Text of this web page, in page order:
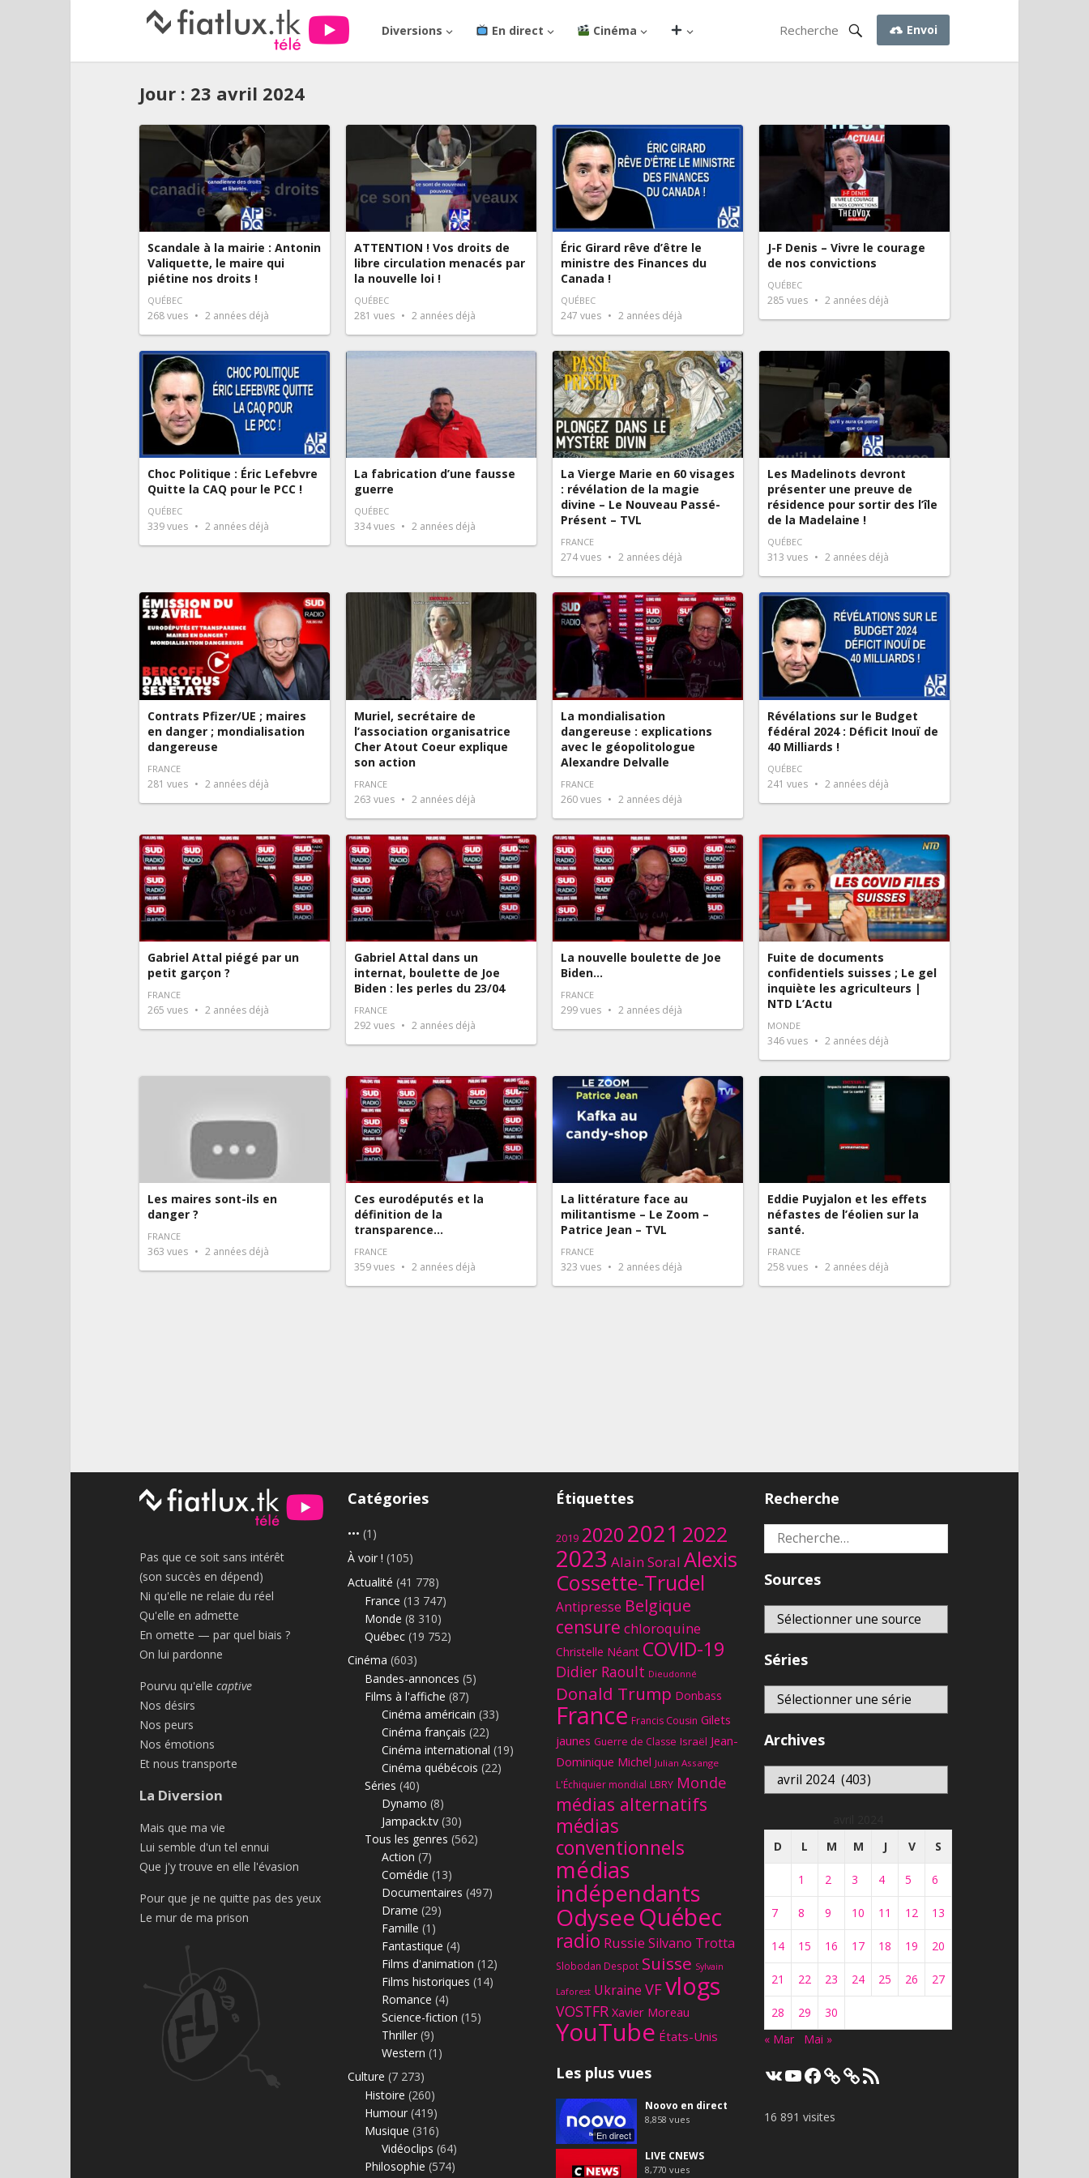
Diversions En direct Cinéma Envoi
Jour : 23 avril 2024
Scandale à la mairie : Antonin
Valiquette, le maire qui
piétine nos droits !
QUÉBEC
268vues 2 années déjà
ATTENTION ! Vos droits de
libre circulation menacés par
la nouvelle loi !
QUÉBEC
281 vues 2 années déjà
Éric Girard rêve d’être le
ministre des Finances du
Canada !
QUÉBEC
247 vues 2 années déjà
J-F Denis – Vivre le courage
de nos convictions
QUÉBEC
285 vues 2 années déjà
Choc Politique : Éric Lefebvre
Quitte la CAQ pour le PCC !
QUÉBEC
339vues 2 années déjà
La fabrication d’une fausse
guerre
QUÉBEC
334vues 2 années déjà
La Vierge Marie en 60 visages
: révélation de la magie
divine – Le Nouveau Passé-
Présent – TVL
FRANCE
274vues 2 années déjà
Les Madelinots devront
présenter une preuve de
résidence pour sortir des l’île
de la Madelaine !
QUÉBEC
313 vues 2 années déjà
Contrats Pfizer/UE ; maires
en danger ; mondialisation
dangereuse
FRANCE
281 vues 2 années déjà
Muriel, secrétaire de
l’association organisatrice
Cher Atout Coeur explique
son action
FRANCE
263 vues 2 années déjà
La mondialisation
dangereuse : explications
avec le géopolitologue
Alexandre Delvalle
FRANCE
260vues 2 années déjà
Révélations sur le Budget
fédéral 2024 : Déficit Inouï de
40 Milliards !
QUÉBEC
241 vues 2 années déjà
Gabriel Attal piégé par un
petit garçon ?
FRANCE
265 vues 2 années déjà
Gabriel Attal dans un
internat, boulette de Joe
Biden : les perles du 23/04
FRANCE
292vues 2 années déjà
La nouvelle boulette de Joe
Biden…
FRANCE
299vues 2 années déjà
Fuite de documents
confidentiels suisses ; Le gel
inquiète les agriculteurs |
NTD L’Actu
MONDE
346vues 2 années déjà
Les maires sont-ils en
danger ?
FRANCE
363 vues 2 années déjà
Ces eurodéputés et la
définition de la
transparence…
FRANCE
359vues 2 années déjà
La littérature face au
militantisme – Le Zoom –
Patrice Jean – TVL
FRANCE
323 vues 2 années déjà
Eddie Puyjalon et les effets
néfastes de l’éolien sur la
santé.
FRANCE
258vues 2 années déjà
Pas que ce soit sans intérêt
(son succès en dépend)
Ni qu'elle ne relaie du réel
Qu'elle en admette
En omette — par quel biais ?
On lui pardonne
Pourvu qu'elle captive
Nos désirs
Nos peurs
Nos émotions
Et nous transporte
La Diversion
Mais que ma vie
Lui semble d'un tel ennui
Que j'y trouve en elle l'évasion
Pour que je ne quitte pas des yeux
Le mur de ma prison
Catégories
••• (1)
À voir ! (105)
Actualité (41 778)
France (13 747)
Monde (8 310)
Québec (19 752)
Cinéma (603)
Bandes-annonces (5)
Films à l'affiche (87)
Cinéma américain (33)
Cinéma français (22)
Cinéma international (19)
Cinéma québécois (22)
Séries (40)
Dynamo (8)
Jampack.tv (30)
Tous les genres (562)
Action (7)
Comédie (13)
Documentaires (497)
Drame (29)
Famille (1)
Fantastique (4)
Films d'animation (12)
Films historiques (14)
Romance (4)
Science-fiction (15)
Thriller (9)
Western (1)
Culture (7 273)
Histoire (260)
Humour (419)
Musique (316)
Vidéoclips (64)
Philosophie (574)
Étiquettes
2019 20202021 2022
2023 Alain Soral Alexis
Cossette-Trudel
Antipresse Belgique
censure chloroquine
Christelle Néant COVID-19
Didier Raoult Dieudonné
Donald Trump Donbass
France Francis Cousin Gilets
jaunes Guerre de Classe Israël Jean-
Dominique Michel Julian Assange
L'Échiquier mondial LBRY Monde
médias alternatifs
médias
conventionnels
médias
indépendants
OdyseeQuébec
radio Russie Silvano Trotta
Slobodan Despot Suisse Sylvain
Laforest Ukraine VFvlogs
VOSTFR Xavier Moreau
YouTube États-Unis
Les plus vues
En direct
Noovo en direct
8,858 vues
LIVE CNEWS
8,770 vues
Recherche
Rechercher :
Sources
Séries
Archives
Archives
D
L M M J V S
1 2 3 4 5 6
7 8 9 10 11 12 13
14 15 16 17 18 19 20
21 22 23 24 25 26 27
28 29
30
« Mar
Mai »
VK YouTube
Facebook Flux
RSS
16 891 visites